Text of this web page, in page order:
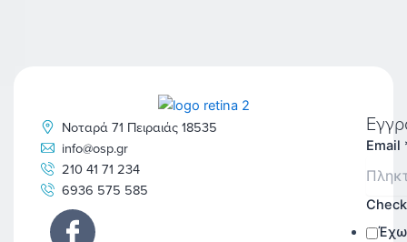
Νοταρά 71 Πειραιάς 18535
info@osp.gr
210 41 71 234
6936 575 585
Email
Έχω